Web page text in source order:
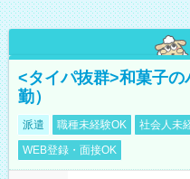
<タイパ抜群>和菓子
勤）
派遣 職種未経験OK 社会人未
WEB登録・面接OK